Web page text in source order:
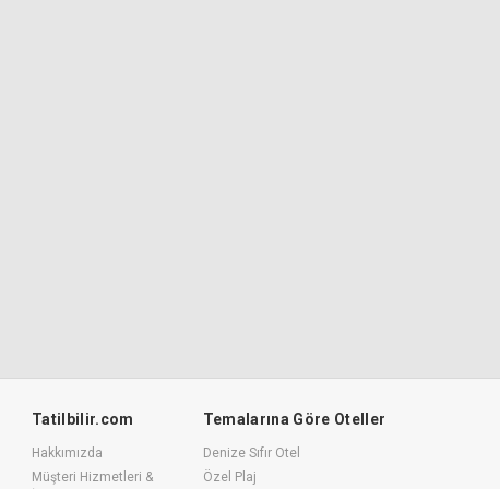
Tatilbilir.com
Hakkımızda
Müşteri Hizmetleri &
Temalarına Göre Oteller
Denize Sıfır Otel
Özel Plaj